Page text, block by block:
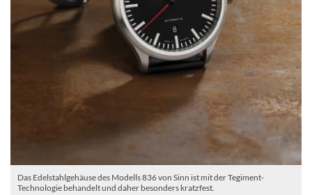
Das Edelstahlgehäuse des Modells 836 von Sinn ist mit der Tegiment-
Technologie behandelt und daher besonders kratzfest.